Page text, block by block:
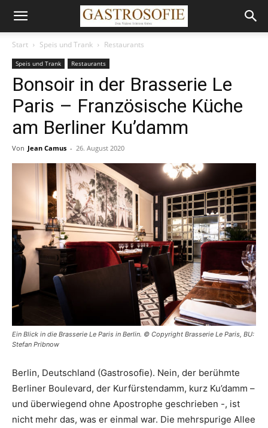
Start Speis und Trank Restaurants
Speis und Trank Restaurants
Bonsoir in der Brasserie Le
Paris – Französische Küche
am Berliner Ku’damm
Von Jean Camus - 26. August 2020
Ein Blick in die Brasserie Le Paris in Berlin. © Copyright Brasserie Le Paris, BU:
Stefan Pribnow
Berlin, Deutschland (Gastrosofie). Nein, der berühmte
Berliner Boulevard, der Kurfürstendamm, kurz Ku’damm –
und überwiegend ohne Apostrophe geschrieben -, ist
nicht mehr das, was er einmal war. Die mehrspurige Allee